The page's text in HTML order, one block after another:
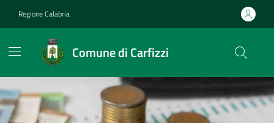
Regione Calabria
Comune di Carfizzi